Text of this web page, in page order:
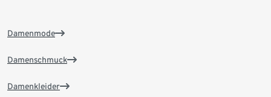
Damenmode
Damenschmuck
Damenkleider